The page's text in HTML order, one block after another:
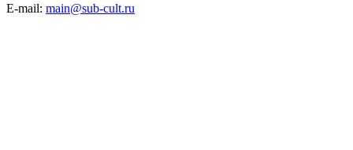
E-mail: main@sub-cult.ru